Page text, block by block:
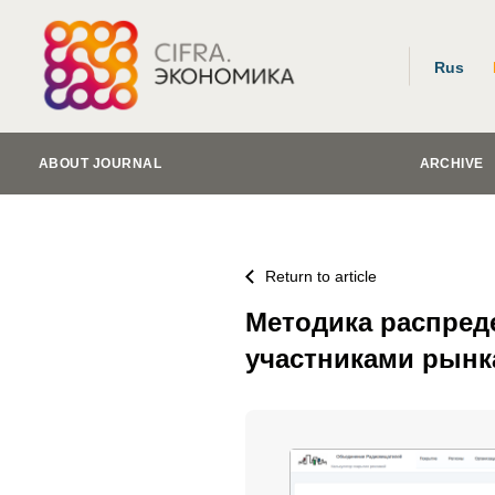
Rus
ABOUT JOURNAL ARCHIVE
Return to article
Методика
участниками